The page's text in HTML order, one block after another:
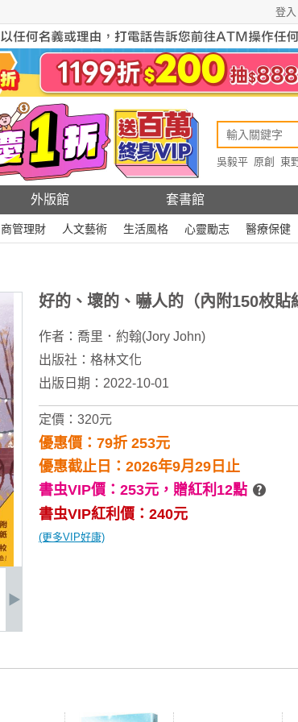
登入
吳毅平 原創
東
外版館 套書館
商管理財 人文藝術 生活風格 心靈勵志 醫療保健
好的、壞的、嚇人的（內附150枚貼
作者： 喬里．約翰(Jory John)
出版社： 格林文化
出版日期：2022-10-01
定價：320元
優惠價：79折 253元
優惠截止日：2026年9月29日止
書虫VIP價：253元， 贈紅利12點
書虫VIP紅利價：240元
(更多VIP好康)